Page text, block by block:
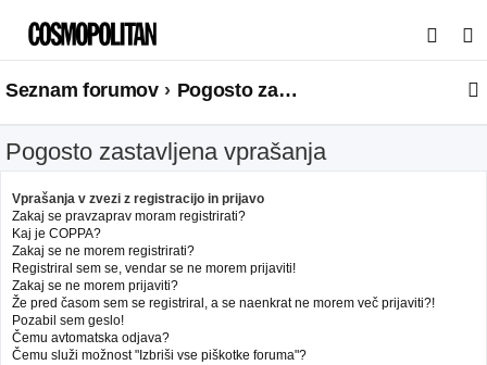
s
a
Seznam forumov Pogosto zastavljena vprašanja
Pogosto zastavljena vprašanja
Vprašanja v zvezi z registracijo in prijavo
Zakaj se pravzaprav moram registrirati?
Kaj je COPPA?
Zakaj se ne morem registrirati?
Registriral sem se, vendar se ne morem prijaviti!
Zakaj se ne morem prijaviti?
Že pred časom sem se registriral, a se naenkrat ne morem več prijaviti?!
Pozabil sem geslo!
Čemu avtomatska odjava?
Čemu služi možnost "Izbriši vse piškotke foruma"?